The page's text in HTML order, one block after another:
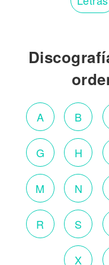
A B
G H
M N
R S
X